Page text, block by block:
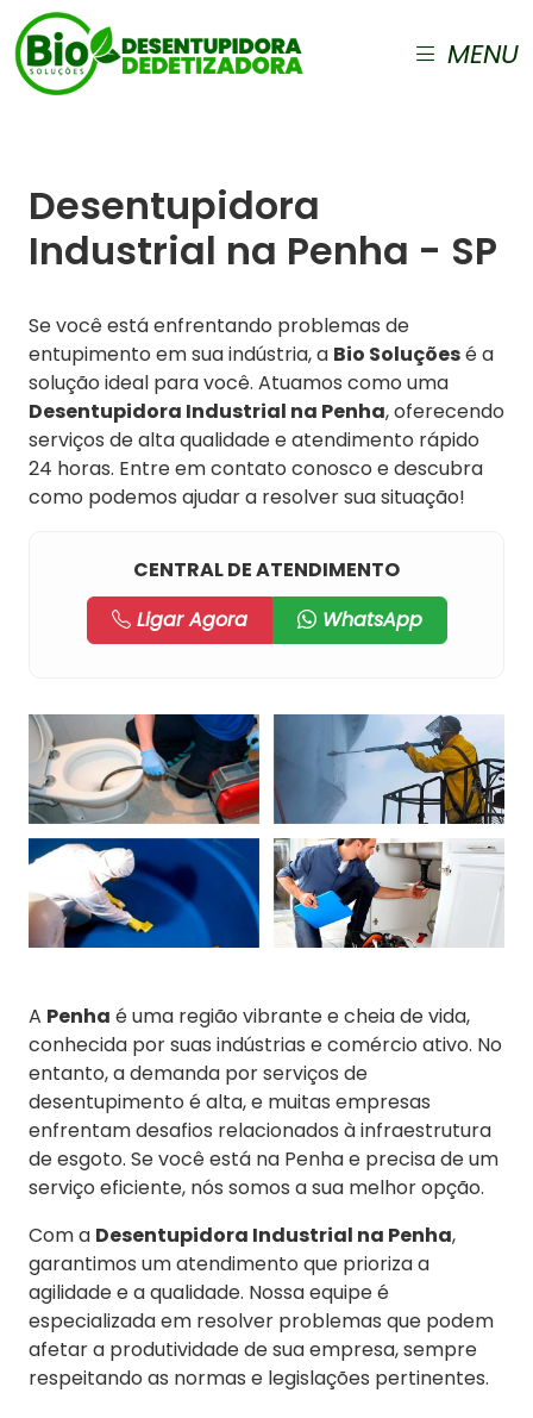
MENU
Desentupidora
Industrial na Penha - SP
Se você está enfrentando problemas de
entupimento em sua indústria, a Bio Soluçõesé a
solução ideal para você. Atuamos como uma
Desentupidora Industrial na Penha, oferecendo
serviços de alta qualidade e atendimento rápido
24 horas. Entre em contato conosco e descubra
como podemos ajudar a resolver sua situação!
CENTRAL DE ATENDIMENTO
Ligar Agora
WhatsApp
A Penha é uma região vibrante e cheia de vida,
conhecida por suas indústrias e comércio ativo. No
entanto, a demanda por serviços de
desentupimento é alta, e muitas empresas
enfrentam desafios relacionados à infraestrutura
de esgoto. Se você está na Penha e precisa de um
serviço eficiente, nós somos a sua melhor opção.
Com a Desentupidora Industrial na Penha,
garantimos um atendimento que prioriza a
agilidade e a qualidade. Nossa equipe é
especializada em resolver problemas que podem
afetar a produtividade de sua empresa, sempre
respeitando as normas e legislações pertinentes.